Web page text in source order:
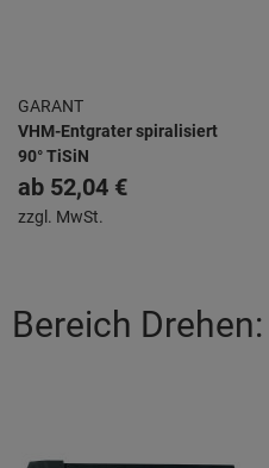
GARANT
VHM-Entgrater spiralisiert
90° TiSiN
ab 52,04 €
zzgl. MwSt.
Bereich Drehen: